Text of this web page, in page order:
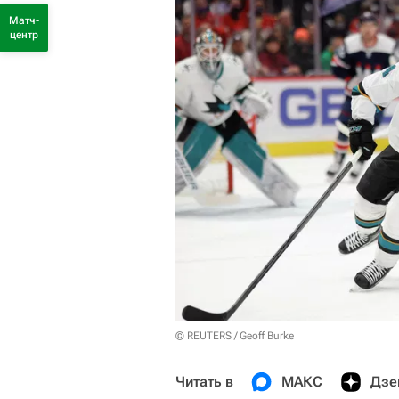
© REUTERS / Geoff Burke
Читать в МАКС
Матч-
центр